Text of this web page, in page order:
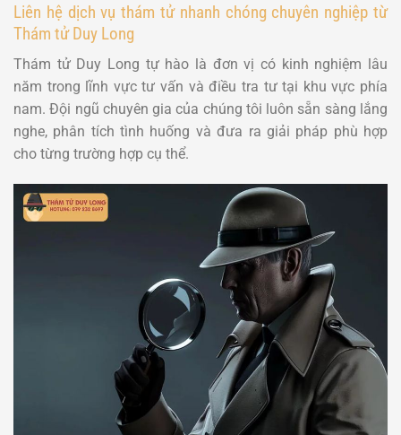
Liên hệ dịch vụ thám tử nhanh chóng chuyên nghiệp từ
Thám tử Duy Long
Thám tử Duy Long tự hào là đơn vị có kinh nghiệm lâu
năm trong lĩnh vực tư vấn và điều tra tư tại khu vực phía
nam. Đội ngũ chuyên gia của chúng tôi luôn sẵn sàng lắng
nghe, phân tích tình huống và đưa ra giải pháp phù hợp
cho từng trường hợp cụ thể.